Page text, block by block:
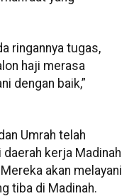
ringannya tugas,
haji merasa
dengan baik,”
Umrah telah
kerja Madinah
akan melayani
tiba di Madinah.